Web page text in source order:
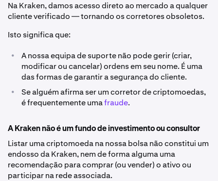
Na Kraken, damos acesso direto ao mercado a qualquer
cliente verificado — tornando os corretores obsoletos.
Isto significa que:
•
A nossa equipa de suporte não pode gerir (criar,
modificar ou cancelar) ordens em seu nome. É uma
das formas de garantir a segurança do cliente.
•
Se alguém afirma ser um corretor de criptomoedas,
é frequentemente umafraude.
A Kraken não é um fundo de investimento ou consultor
Listar uma criptomoeda na nossa bolsa não constitui um
endosso da Kraken, nem de forma alguma uma
recomendação para comprar (ou vender) o ativo ou
participar na rede associada.